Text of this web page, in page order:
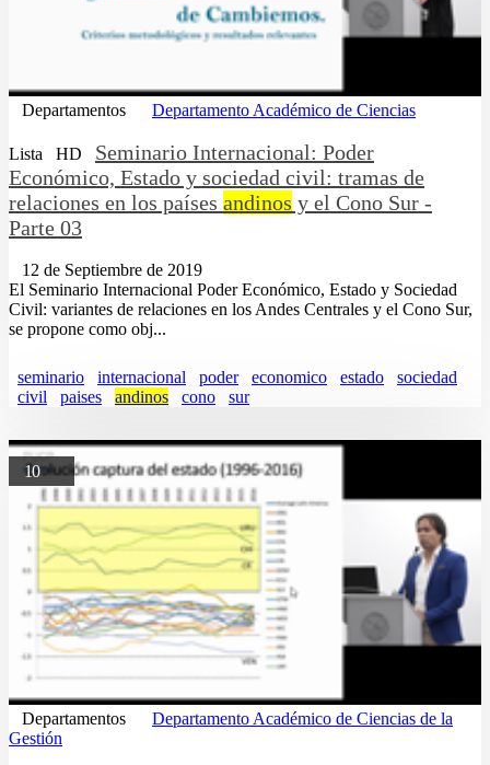
Departamentos Departamento Académico de Ciencias
Lista HD
Seminario Internacional: Poder
Económico, Estado y sociedad civil: tramas de
relaciones en los países andinos y el Cono Sur -
Parte 03
12 de Septiembre de 2019
El Seminario Internacional Poder Económico, Estado y Sociedad
Civil: variantes de relaciones en los Andes Centrales y el Cono Sur,
se propone como obj...
seminario internacional poder economico estado
sociedad
civil
paises andinos cono sur
10
Departamentos
Departamento Académico de Ciencias de la
Gestión